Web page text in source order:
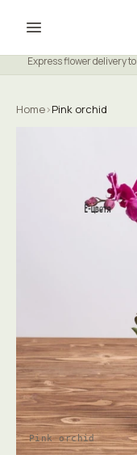
Express flower delivery to
Home›Pink orchid
Pink orchid